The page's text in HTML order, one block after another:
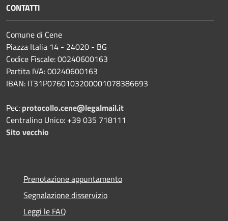
CONTATTI
Comune di Cene
Piazza Italia 14 - 24020 - BG
Codice Fiscale: 00240600163
Partita IVA: 00240600163
IBAN: IT31P0760103200001078386693
Pec: protocollo.cene@legalmail.it
Centralino Unico: +39 035 718111
Sito vecchio
Prenotazione appuntamento
Segnalazione disservizio
Leggi le FAQ